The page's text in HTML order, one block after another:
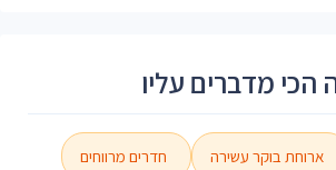
הכי מדברים עליו
ארוחת בוקר עשירה חדרים מרווחים